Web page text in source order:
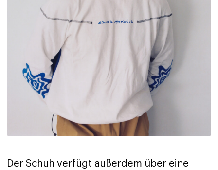
Der Schuh verfügt außerdem über eine